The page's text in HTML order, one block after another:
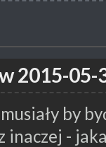
2015-05-
by
inaczej -